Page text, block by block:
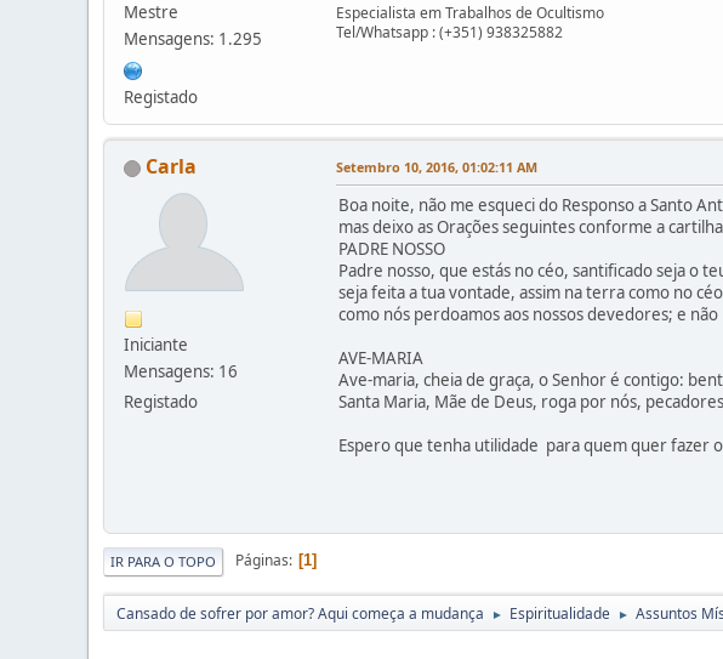
Mestre
Mensagens: 1.295
Registado
Especialista em Trabalhos de Ocultismo
Tel/Whatsapp : (+351) 938325882
Carla
Iniciante
Mensagens: 16
Registado
Setembro 10, 2016, 01:02:11 AM
Boa noite, não me esqueci do Responso a Santo
mas deixo as Orações seguintes conforme a
PADRE NOSSO
Padre nosso, que estás no céo, santificado seja o
seja feita a tua vontade, assim na terra como no
como nós perdoamos aos nossos devedores; e
AVE-MARIA
Ave-maria, cheia de graça, o Senhor é contigo:
Santa Maria, Mãe de Deus, roga por nós,
Espero que tenha utilidade para quem quer fazer
IR PARA O TOPO Páginas 1
Cansado de sofrer por amor? Aqui começa a mudança ► Espiritualidade ► Assuntos